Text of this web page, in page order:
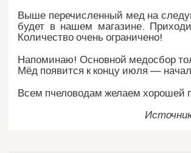
Выше перечисленный мед на
будет в нашем магазине.
Количество очень ограничено!
Напоминаю! Основной медосбор
Мёд появится к концу июля —
Всем пчеловодам желаем хорошей